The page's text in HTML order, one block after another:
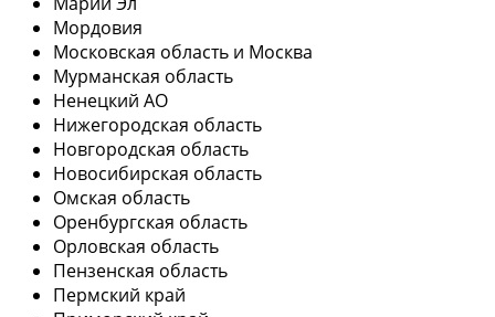
Мордовия
Московская область и Москва
Мурманская область
Ненецкий АО
Нижегородская область
Новгородская область
Новосибирская область
Омская область
Оренбургская область
Орловская область
Пензенская область
Пермский край